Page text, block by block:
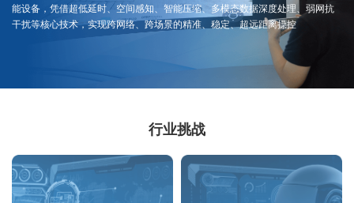
能设备，凭借超低延时、空间感知、智能压缩、多模态数据深度处理、弱网抗
干扰等核心技术，实现跨网络、跨场景的精准、稳定、超远距离操控
行业挑战